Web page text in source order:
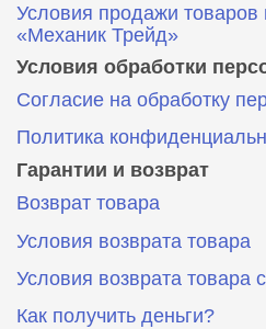
Условия продажи товаров
«Механик Трейд»
Условия обработки
Согласие на обработку
Политика
Гарантии и возврат
Возврат товара
Условия возврата товара
Условия возврата товара
Как получить деньги?